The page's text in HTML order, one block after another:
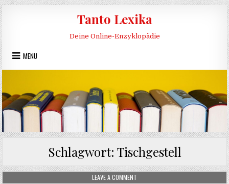
Skip to content
Tanto Lexika
Deine Online-Enzyklopädie
MENU
Schlagwort: Tischgestell
LEAVE A COMMENT